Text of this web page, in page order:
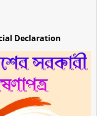
Declaration